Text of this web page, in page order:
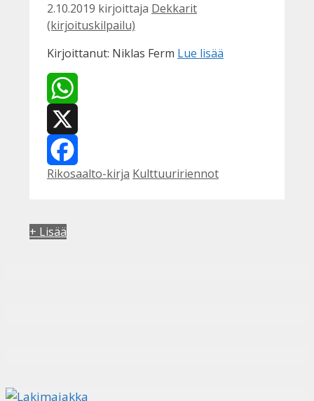
2.10.2019 kirjoittaja Dekkarit
(kirjoituskilpailu)
Kirjoittanut: Niklas Ferm Lue lisää
WhatsApp
X
Facebook
Kategoriat
Rikosaalto-kirja Avainsanat
Kulttuuririennot
+ Lisää